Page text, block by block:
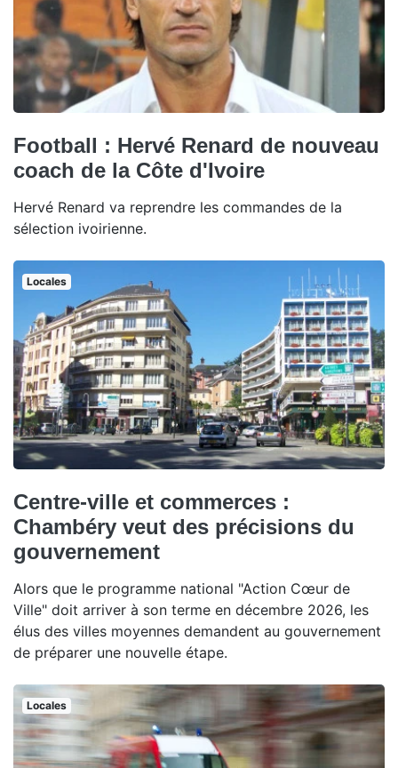
Football : Hervé Renard de nouveau
coach de la Côte d'Ivoire
Hervé Renard va reprendre les commandes de la
sélection ivoirienne.
Locales
Centre-ville et commerces :
Chambéry veut des précisions du
gouvernement
Alors que le programme national "Action Cœur de
Ville" doit arriver à son terme en décembre 2026, les
élus des villes moyennes demandent au gouvernement
de préparer une nouvelle étape.
Locales